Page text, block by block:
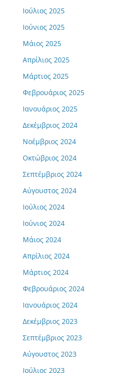
Ιούλιος 2025
Ιούνιος 2025
Μάιος 2025
Απρίλιος 2025
Μάρτιος 2025
Φεβρουάριος 2025
Ιανουάριος 2025
Δεκέμβριος 2024
Νοέμβριος 2024
Οκτώβριος 2024
Σεπτέμβριος 2024
Αύγουστος 2024
Ιούλιος 2024
Ιούνιος 2024
Μάιος 2024
Απρίλιος 2024
Μάρτιος 2024
Φεβρουάριος 2024
Ιανουάριος 2024
Δεκέμβριος 2023
Σεπτέμβριος 2023
Αύγουστος 2023
Ιούλιος 2023